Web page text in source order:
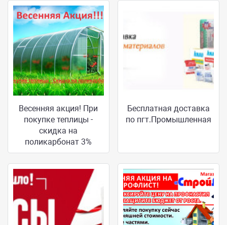
Весенняя акция! При
покупке теплицы -
скидка на
поликарбонат 3%
Бесплатная доставка
по пгт.Промышленная